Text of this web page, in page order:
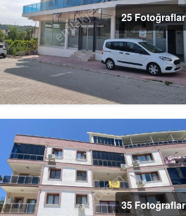
25 Fotoğraflar
35 Fotoğraflar